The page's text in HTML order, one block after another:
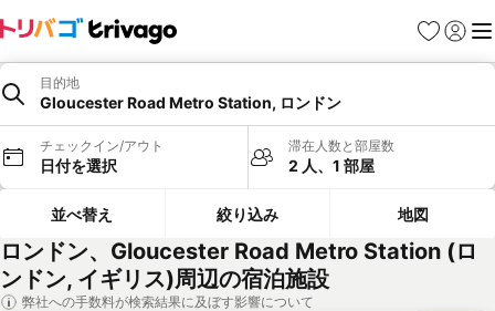
お気に入り
ログイ
メ
目的地
Gloucester Road Metro Station, ロンドン
チェックイン/アウト
日付を選択
滞在人数と部屋数
2 人、1 部屋
並べ替え 絞り込み 地図
ロンドン、Gloucester Road Metro Station (ロ
ンドン, イギリス)周辺の宿泊施設
弊社への手数料が検索結果に及ぼす影響について